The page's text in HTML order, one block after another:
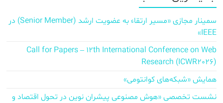
سمینار مجازی «مسیر ارتقاء به عضویت ارشد (Senior Member) در
IEEE»
Call for Papers – 12th International Conference on Web
Research (ICWR2026)
همایش «شبکه‌های کوانتومی»
نشست تخصصی «هوش مصنوعی پیشران نوین در تحول اقتصاد و